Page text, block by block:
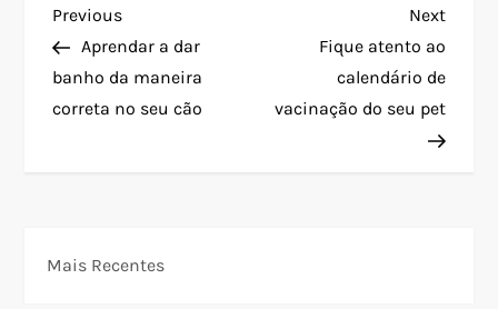
N
a
v
a
Previous
Post
Previous
Aprendar a dar
banho da maneira
correta no seu cão
Next
Post
Next
Fique atento ao
calendário de
vacinação do seu pet
Mais Recentes